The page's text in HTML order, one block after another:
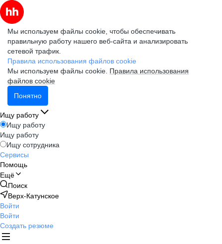
Мы используем файлы cookie, чтобы обеспечивать
правильную работу нашего веб-сайта и анализировать
сетевой трафик.
Правила использования файлов cookie
Мы используем файлы cookie. Правила использования
файлов cookie
Понятно
Ищу работу
Ищу работу
Ищу работу
Ищу сотрудника
Сервисы
Помощь
Ещё
Поиск
Верх-Катунское
Войти
Войти
Создать резюме